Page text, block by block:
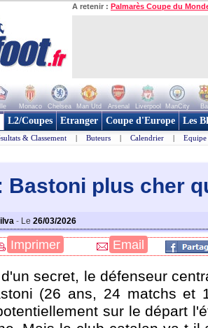
A retenir : Palmarès Coupe du
Monaco Chelsea Man Utd Arsenal Liverpool ManCity
L2/Coupes Etranger Coupe d'Europe Les
& Classement | Buteurs | Calendrier | Equipe
Bastoni plus cher
- Le 26/03/2026
Imprimer Email
secret, le défenseur
(26 ans, 24 matchs et
sur le départ